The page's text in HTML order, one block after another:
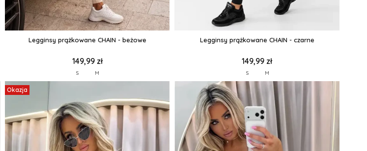
Legginsy prążkowane CHAIN - beżowe
149,99 zł
S M
Legginsy prążkowane CHAIN - czarne
149,99 zł
S M
Okazja